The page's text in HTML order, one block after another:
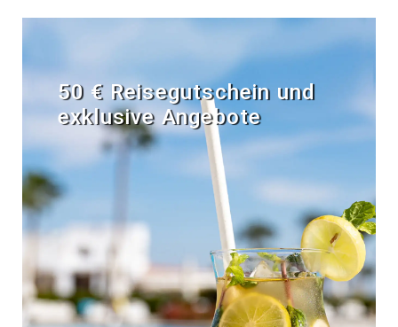
50 € Reisegutschein und
exklusive Angebote